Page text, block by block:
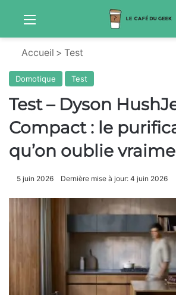
Menu
Accueil > Test
Domotique Test
Test – Dyson
Compact : le
qu’on oublie
5 juin 2026 Dernière mise à jour: 4 juin 2026